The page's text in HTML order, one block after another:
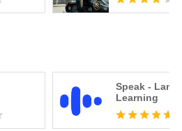
Speak -
Learning